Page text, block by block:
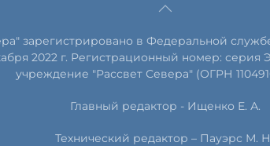
зарегистрировано в Федеральной
2022 г. Регистрационный номер:
учреждение "Рассвет Севера" (ОГРН
Главный редактор - Ищенко Е. А.
Технический редактор – Пауэрс М. Н